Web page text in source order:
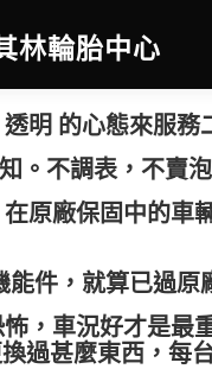
林輪胎中心
明 的心態來服務
。不調表，不賣
原廠保固中的車
件，就算已過原
，車況好才是最
過甚麼東西，每